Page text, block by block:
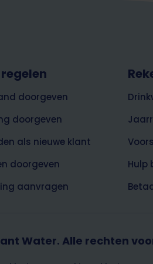
doorgeven
doorgeven
als nieuwe klant
doorgeven
aanvragen
Hulp
Water. Alle rechten